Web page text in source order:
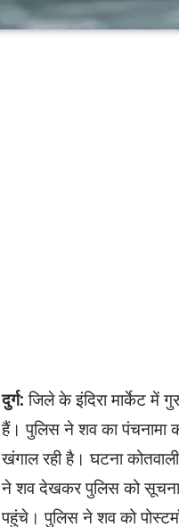
दुर्ग:जिले के इंदिरा मार्केट
हैं। पुलिस ने शव का
खंगाल रही है। घटना
ने शव देखकर पुलिस को सूचना
पहुंचे। पुलिस ने शव को